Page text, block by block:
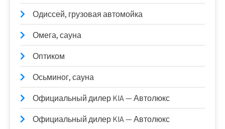
Одиссей, грузовая автомойка
Омега, сауна
Оптиком
Осьминог, сауна
Официальный дилер KIA — Автолюкс
Официальный дилер KIA — Автолюкс